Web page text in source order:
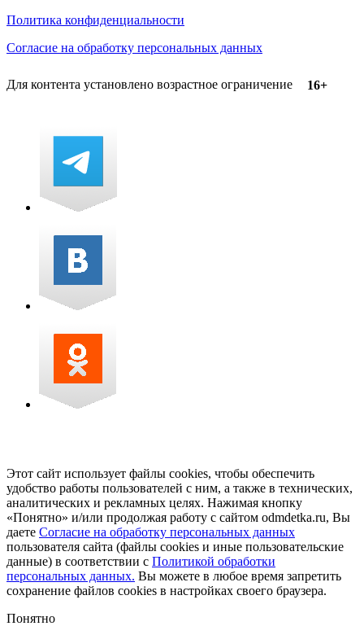
Политика конфиденциальности
Согласие на обработку персональных данных
Для контента установлено возрастное ограничение 16+
Этот сайт использует файлы cookies, чтобы обеспечить
удобство работы пользователей с ним, а также в технических,
аналитических и рекламных целях. Нажимая кнопку
«Понятно» и/или продолжая работу с сайтом odmdetka.ru, Вы
даете Согласие на обработку персональных данных
пользователя сайта (файлы cookies и иные пользовательские
данные) в соответствии с Политикой обработки
персональных данных. Вы можете в любое время запретить
сохранение файлов cookies в настройках своего браузера.
Понятно